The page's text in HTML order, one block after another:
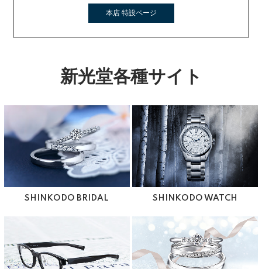
本店 特設ページ
新光堂各種サイト
SHINKODO BRIDAL SHINKODO WATCH